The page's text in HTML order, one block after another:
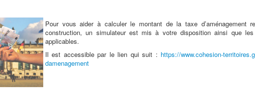
Pour vous aider à calculer le montant de la taxe d’aménagement
construction, un simulateur est mis à votre disposition ainsi que
applicables.
Il est accessible par le lien qui suit : https://www.cohesion-
damenagement